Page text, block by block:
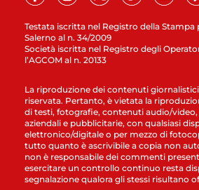
Testata iscritta nel Registro della Stampa
Salerno al n. 34/2009
Società iscritta nel Registro degli
l’AGCOM al n. 20133
La riproduzione dei contenuti giornalistici
riservata. Pertanto, è vietata la
di testi, fotografie, contenuti audio/
aziendali e pubblicitarie, con qualsiasi
elettronico/digitale o per mezzo di
tutto quanto è ascrivibile a copia non
non è responsabile dei commenti
esercitare un controllo continuo resta
segnalazione qualora gli stessi risultano